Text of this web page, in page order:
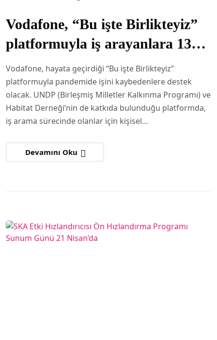
Vodafone, “Bu işte Birlikteyiz”
platformuyla iş arayanlara 13
milyon TL’lik fayda sağlamayı
hedefliyor
Vodafone, hayata geçirdiği “Bu işte Birlikteyiz”
platformuyla pandemide işini kaybedenlere destek
olacak. UNDP (Birleşmiş Milletler Kalkınma Programı) ve
Habitat Derneği’nin de katkıda bulunduğu platformda,
iş arama sürecinde olanlar için kişisel…
Devamını Oku